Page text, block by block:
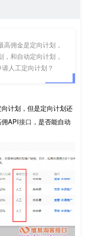
佣金是定向计划，
和自动定向计划，
人工定向计划？
计划，但是定向计划还
API接口 ，是否能自动